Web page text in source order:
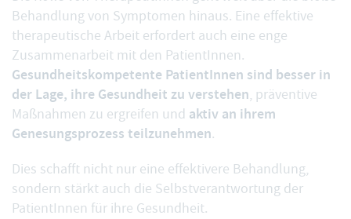
Behandlung von Symptomen hinaus. Eine effektive
therapeutische Arbeit erfordert auch eine enge
Zusammenarbeit mit den PatientInnen.
Gesundheitskompetente PatientInnen sind besser in
der Lage, ihre Gesundheit zu verstehen, präventive
Maßnahmen zu ergreifen und aktiv an ihrem
Genesungsprozess teilzunehmen.
Dies schafft nicht nur eine effektivere Behandlung,
sondern stärkt auch die Selbstverantwortung der
PatientInnen für ihre Gesundheit.